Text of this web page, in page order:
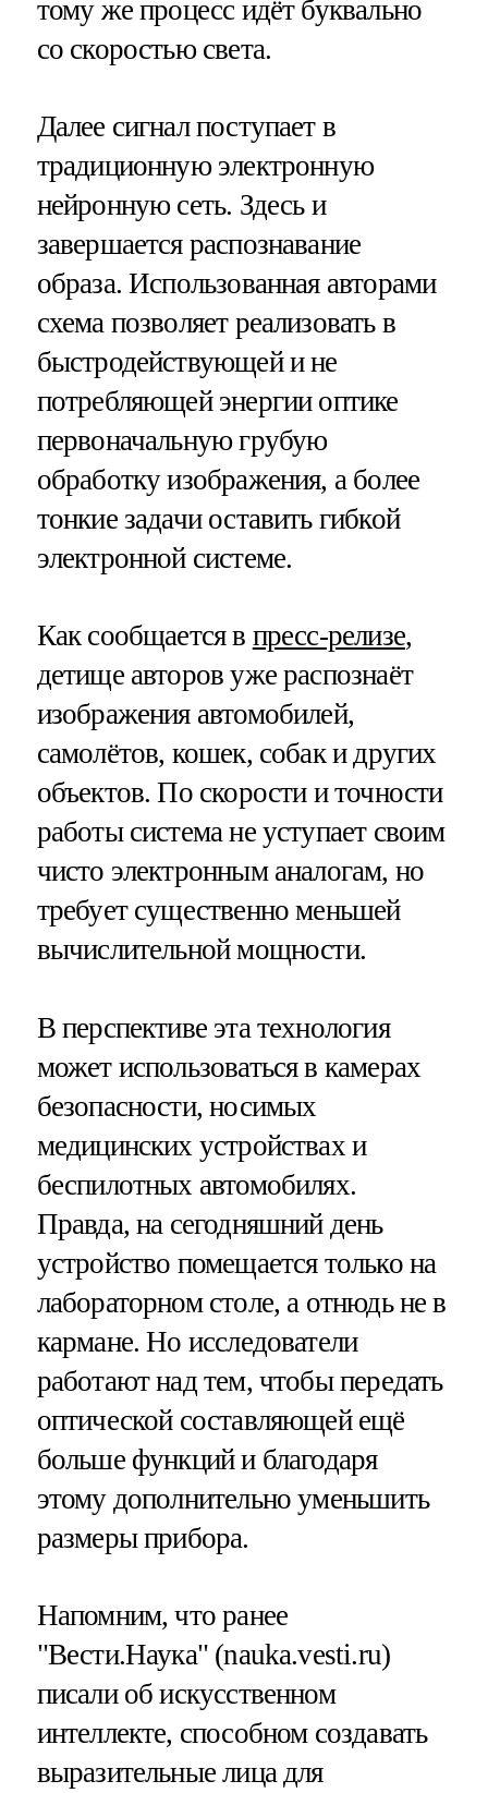
тому же процесс идёт буквально
со скоростью света.
Далее сигнал поступает в
традиционную электронную
нейронную сеть. Здесь и
завершается распознавание
образа. Использованная авторами
схема позволяет реализовать в
быстродействующей и не
потребляющей энергии оптике
первоначальную грубую
обработку изображения, а более
тонкие задачи оставить гибкой
электронной системе.
Как сообщается в пресс-релизе,
детище авторов уже распознаёт
изображения автомобилей,
самолётов, кошек, собак и других
объектов. По скорости и точности
работы система не уступает своим
чисто электронным аналогам, но
требует существенно меньшей
вычислительной мощности.
В перспективе эта технология
может использоваться в камерах
безопасности, носимых
медицинских устройствах и
беспилотных автомобилях.
Правда, на сегодняшний день
устройство помещается только на
лабораторном столе, а отнюдь не в
кармане. Но исследователи
работают над тем, чтобы передать
оптической составляющей ещё
больше функций и благодаря
этому дополнительно уменьшить
размеры прибора.
Напомним, что ранее
"Вести.Наука" (nauka.vesti.ru)
писали об искусственном
интеллекте, способном создавать
выразительные лица для